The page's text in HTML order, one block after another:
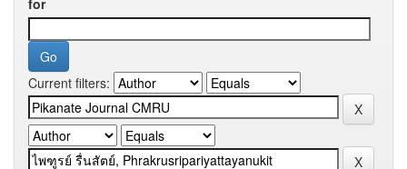
for
Current filters: